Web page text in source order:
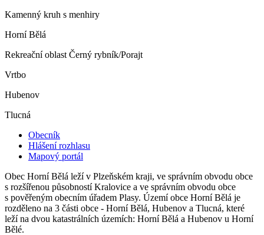
Kamenný kruh s menhiry
Horní Bělá
Rekreační oblast Černý rybník/Porajt
Vrtbo
Hubenov
Tlucná
Obecník
Hlášení rozhlasu
Mapový portál
Obec Horní Bělá leží v Plzeňském kraji, ve správním obvodu obce
s rozšířenou působností Kralovice a ve správním obvodu obce
s pověřeným obecním úřadem Plasy. Území obce Horní Bělá je
rozděleno na 3 části obce - Horní Bělá, Hubenov a Tlucná, které
leží na dvou katastrálních územích: Horní Bělá a Hubenov u Horní
Bělé.